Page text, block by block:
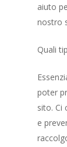
aiuto
nostro
Quali
poter
sito. Ci
e